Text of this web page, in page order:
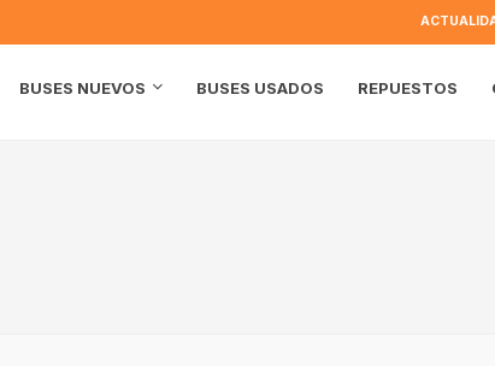
BUSES NUEVOS BUSES USADOS REPUESTOS